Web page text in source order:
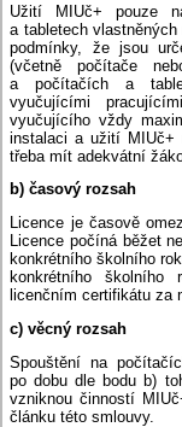
Užití MIUč+ pouze
a tabletech
podmínky, že jsou
(včetně počítače
a počítačích a
vyučujícími
vyučujícího vždy
instalaci a užití MIUč+
třeba mít adekvátní
b) časový rozsah
Licence je časově
Licence počíná běžet
konkrétního školního
konkrétního
licenčním certifikátu za
c) věcný rozsah
Spouštění na
po dobu dle bodu b)
vzniknou činností
článku této smlouvy.